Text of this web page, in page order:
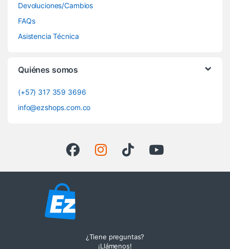
Devoluciones/Cambios
FAQs
Asistencia Técnica
Quiénes somos
(+57) 317 359 3696
info@ezshops.com.co
¿Tiene preguntas?
¡Llámenos!